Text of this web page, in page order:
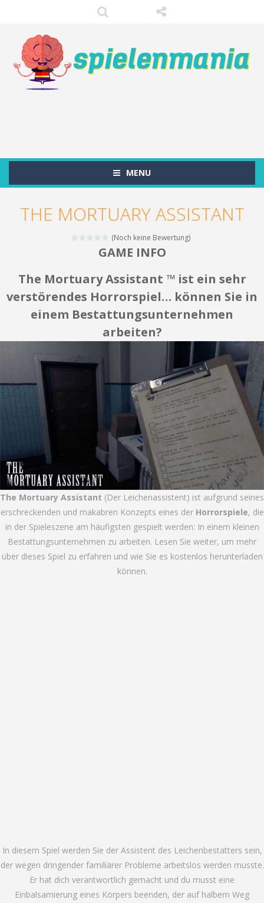
MENU
THE MORTUARY ASSISTANT
(Noch keine Bewertung)
GAME INFO
The Mortuary Assistant ™ ist ein sehr
verstörendes Horrorspiel… können Sie in
einem Bestattungsunternehmen
arbeiten?
The Mortuary Assistant (Der Leichenassistent) ist aufgrund seines
erschreckenden und makabren Konzepts eines der Horrorspiele, die
in der Spieleszene am häufigsten gespielt werden: In einem kleinen
Bestattungsunternehmen zu arbeiten. Lesen Sie weiter, um mehr
über dieses Spiel zu erfahren und wie Sie es kostenlos herunterladen
können.
In diesem Spiel werden Sie der Assistent des Leichenbestatters sein,
der wegen dringender familiärer Probleme arbeitslos werden musste.
Er hat dich verantwortlich gemacht und du musst eine
Einbalsamierung eines Körpers beenden, der auf halbem Weg